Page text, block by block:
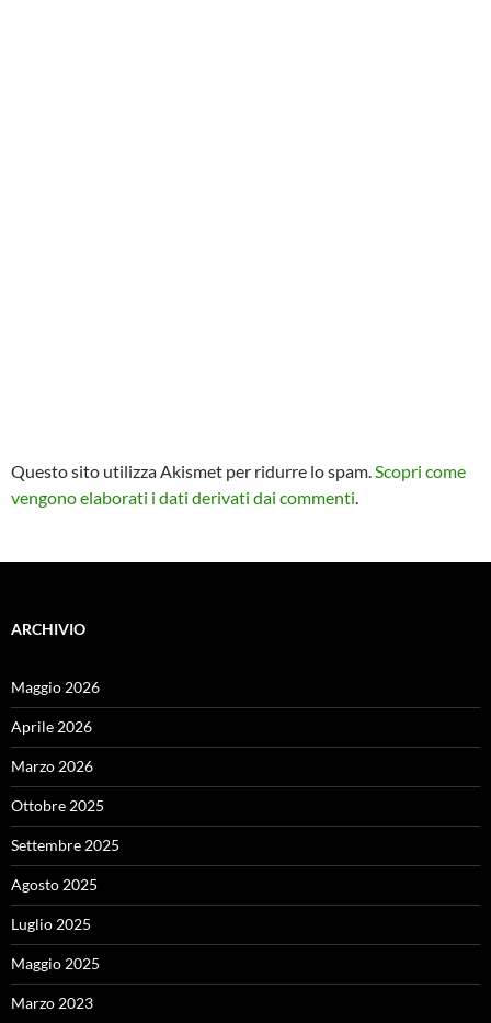
Questo sito utilizza Akismet per ridurre lo spam.Scopri come
vengono elaborati i dati derivati dai commenti.
ARCHIVIO
Maggio 2026
Aprile 2026
Marzo 2026
Ottobre 2025
Settembre 2025
Agosto 2025
Luglio 2025
Maggio 2025
Marzo 2023